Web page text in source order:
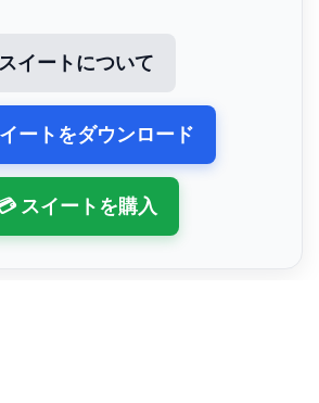
スイートについて
ートをダウンロード
スイートを購入